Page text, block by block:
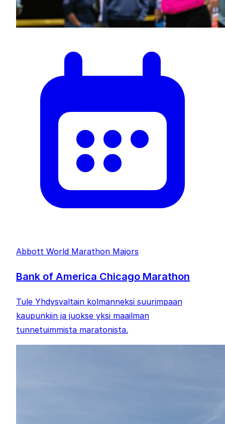
Abbott World Marathon Majors
Bank of America Chicago Marathon
Tule Yhdysvaltain kolmanneksi suurimpaan
kaupunkiin ja juokse yksi maailman
tunnetuimmista maratonista.